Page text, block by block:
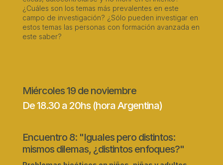
¿Cuáles son los temas más prevalentes en este
campo de investigación? ¿Sólo pueden investigar en
estos temas las personas con formación avanzada en
este saber?
Miércoles 19 de noviembre
De 18.30 a 20hs (hora Argentina)
Encuentro 8: "Iguales pero distintos:
mismos dilemas, ¿distintos enfoques?"